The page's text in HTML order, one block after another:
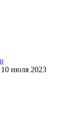
10 июля 2023